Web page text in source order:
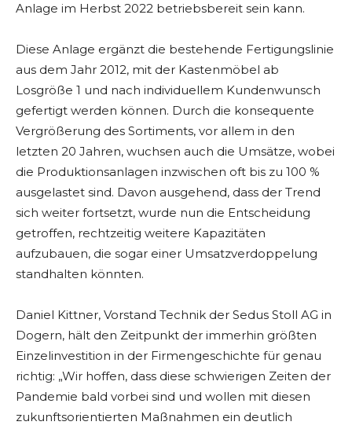
Anlage im Herbst 2022 betriebsbereit sein kann.
Diese Anlage ergänzt die bestehende Fertigungslinie
aus dem Jahr 2012, mit der Kastenmöbel ab
Losgröße 1 und nach individuellem Kundenwunsch
gefertigt werden können. Durch die konsequente
Vergrößerung des Sortiments, vor allem in den
letzten 20 Jahren, wuchsen auch die Umsätze, wobei
die Produktionsanlagen inzwischen oft bis zu 100 %
ausgelastet sind. Davon ausgehend, dass der Trend
sich weiter fortsetzt, wurde nun die Entscheidung
getroffen, rechtzeitig weitere Kapazitäten
aufzubauen, die sogar einer Umsatzverdoppelung
standhalten könnten.
Daniel Kittner, Vorstand Technik der Sedus Stoll AG in
Dogern, hält den Zeitpunkt der immerhin größten
Einzelinvestition in der Firmengeschichte für genau
richtig: „Wir hoffen, dass diese schwierigen Zeiten der
Pandemie bald vorbei sind und wollen mit diesen
zukunftsorientierten Maßnahmen ein deutlich